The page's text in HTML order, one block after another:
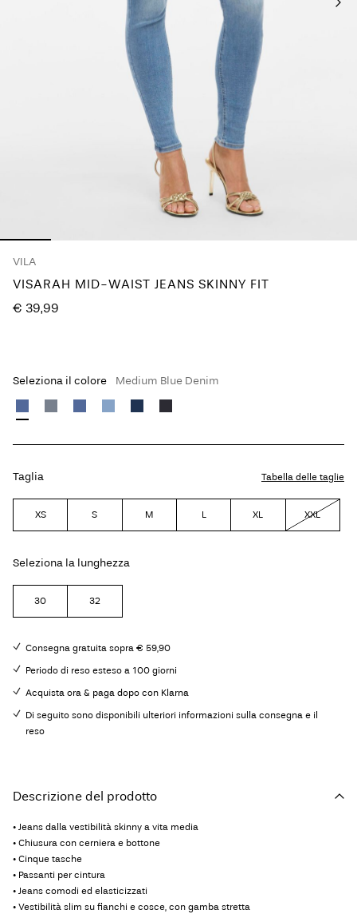
VILA
VISARAH MID-WAIST JEANS SKINNY FIT
€ 39,99
Seleziona il colore Medium Blue Denim
Taglia Tabella delle taglie
XS S M L XL XXL
Seleziona la lunghezza
30 32
Consegna gratuita sopra € 59,90
Periodo di reso esteso a 100 giorni
Acquista ora & paga dopo con Klarna
Di seguito sono disponibili ulteriori informazioni sulla consegna e il
reso
Descrizione del prodotto
• Jeans dalla vestibilità skinny a vita media
• Chiusura con cerniera e bottone
• Cinque tasche
• Passanti per cintura
• Jeans comodi ed elasticizzati
• Vestibilità slim su fianchi e cosce, con gamba stretta